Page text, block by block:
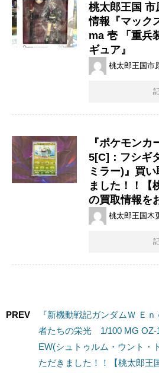
桃太郎王国 市
情報『マッ
ma 壱 「重兵
ギュア』
桃太郎王国市
『ポケモン
5[C]：フシギ
ミラー)』買
ました！！【
の買取情報を
桃太郎王国木
PREV
『新機動戦記ガンダムＷ Ｅ
者たちの栄光 1/100 ​MG ​OZ-
EW(シュトゥルム・ウント・
ただきました！！【桃太郎王